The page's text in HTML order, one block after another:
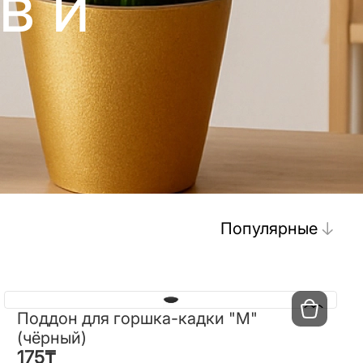
Популярные
Поддон для горшка-кадки "М"
(чёрный)
175₸
Поддон для горшка-кадки "М"
(чёрный)
175₸